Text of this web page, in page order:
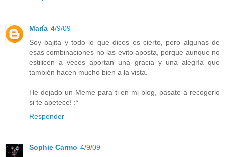
María 4/9/09
Soy bajita y todo lo que dices es cierto, pero algunas de
esas combinaciones no las evito aposta, porque aunque no
estilicen a veces aportan una gracia y una alegría que
también hacen mucho bien a la vista.
He dejado un Meme para ti en mi blog, pásate a recogerlo
si te apetece! :*
Responder
Sophie Carmo 4/9/09